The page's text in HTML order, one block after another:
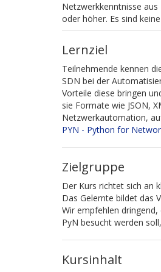
Netzwerkkenntnisse
oder höher. Es sind
Lernziel
Teilnehmende kennen
SDN bei der
Vorteile diese bringen
sie Formate wie JSON,
Netzwerkautomation,
PYN - Python for
Zielgruppe
Der Kurs richtet sich an
Das Gelernte bildet das
Wir empfehlen
PyN besucht werden
Kursinhalt